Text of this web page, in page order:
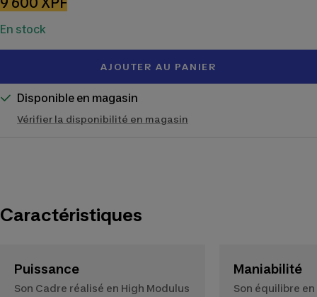
quantité
de
vente
En stock
AJOUTER AU PANIER
Disponible en magasin
Vérifier la disponibilité en magasin
Caractéristiques
Puissance
Son Cadre réalisé en High Modulus
Maniabilité
Son équilibre